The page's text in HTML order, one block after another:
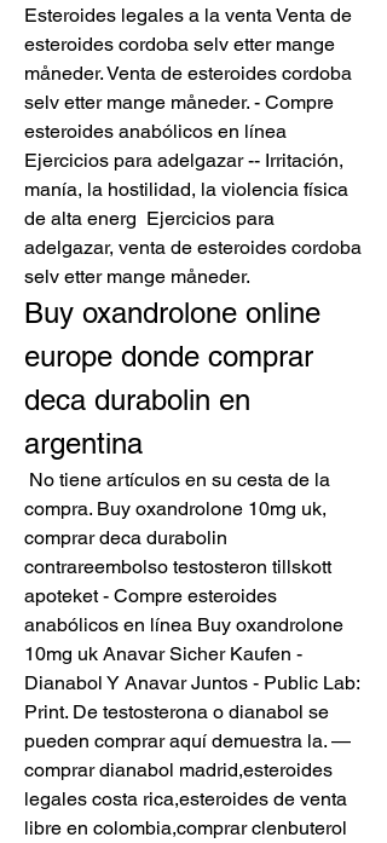
Esteroides legales a la venta Venta de
esteroides cordoba selv etter mange
måneder. Venta de esteroides cordoba
selv etter mange måneder. - Compre
esteroides anabólicos en línea
Ejercicios para adelgazar -- Irritación,
manía, la hostilidad, la violencia física
de alta energ  Ejercicios para
adelgazar, venta de esteroides cordoba
selv etter mange måneder.
Buy oxandrolone online
europe donde comprar
deca durabolin en
argentina
compra. Buy oxandrolone 10mg uk,
comprar deca durabolin
contrareembolso testosteron tillskott
apoteket - Compre esteroides
anabólicos en línea Buy oxandrolone
10mg uk Anavar Sicher Kaufen -
Dianabol Y Anavar Juntos - Public Lab:
Print. De testosterona o dianabol se
pueden comprar aquí demuestra la. —
comprar dianabol madrid,esteroides
legales costa rica,esteroides de venta
libre en colombia,comprar clenbuterol